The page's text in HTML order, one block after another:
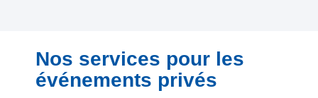
Nos services pour les
événements privés